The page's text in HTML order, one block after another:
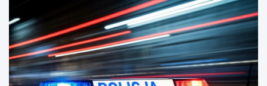
i
e
c
i
e
s
!